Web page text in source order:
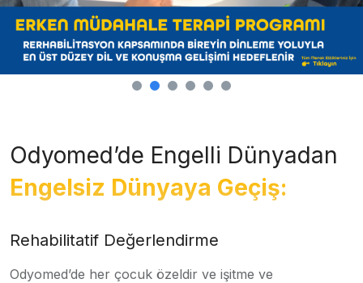
Odyomed’de Engelli Dünyadan
Engelsiz Dünyaya Geçiş:
Rehabilitatif Değerlendirme
Odyomed’de her çocuk özeldir ve işitme ve